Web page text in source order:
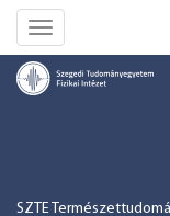
Toggle
navigation
SZTE